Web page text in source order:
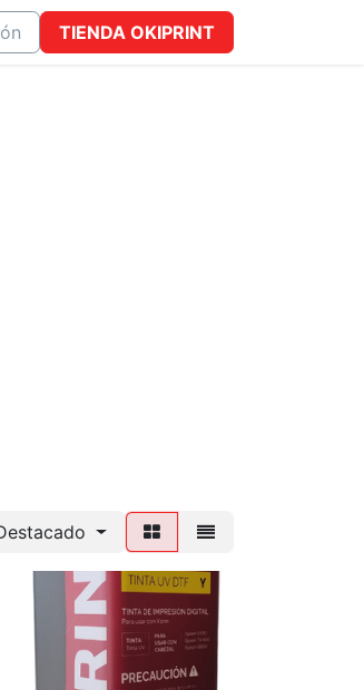
TIENDA OKIPRINT